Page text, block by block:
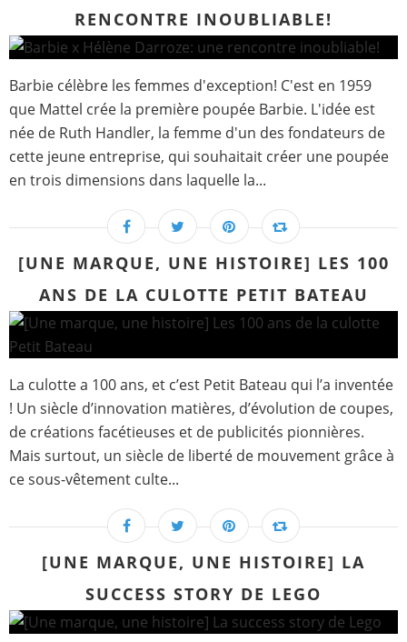
RENCONTRE INOUBLIABLE!
Barbie célèbre les femmes d'exception! C'est en 1959
que Mattel crée la première poupée Barbie. L'idée est
née de Ruth Handler, la femme d'un des fondateurs de
cette jeune entreprise, qui souhaitait créer une poupée
en trois dimensions dans laquelle la...
[UNE MARQUE, UNE HISTOIRE] LES 100
ANS DE LA CULOTTE PETIT BATEAU
La culotte a 100 ans, et c’est Petit Bateau qui l’a inventée
! Un siècle d’innovation matières, d’évolution de coupes,
de créations facétieuses et de publicités pionnières.
Mais surtout, un siècle de liberté de mouvement grâce à
ce sous-vêtement culte...
[UNE MARQUE, UNE HISTOIRE] LA
SUCCESS STORY DE LEGO